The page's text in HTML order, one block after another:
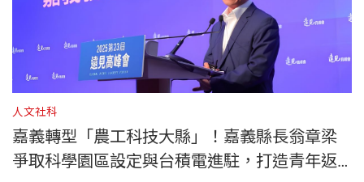
4 嘉義優鮮，既優且鮮—極光哈密瓜的幕後推手
5 行家也愛的嘉義咖啡—推廣三部曲走出限量精品之
路
6 低海拔也能種山葵—阿里山山葵產業復育挑戰
7 活力十足的三大表演縣隊—跳脫農業縣傳統印象的
最好廣告
早早就到都市工作。「我國三時，看見許多台遊覽車
開到校門口，一問才知道，原來是載國三不繼續升學
的同學去參觀工廠，因為很多人國中畢業後就得去工
廠上班。後來我回嘉義工作，發現以前的國小及國中
同學幾乎都離開嘉義，國小同學裡一共只有三個人留
在嘉義，一個是消防員、一個當警察，還有我當縣
長。」那一代的嘉義人，離開家鄉去外地工作，是再
從嘉義科學園區、台積電先進封裝廠，到亞洲無人機
AI創新應用研發中心；從「嘉義優鮮」到智慧農業、
青年培力與觀光行銷，嘉義正穩健地走出一條，兼具
傳統根基與未來視野的轉型之路。
裝幀 平裝
開本 17x23x2.05 cm
人文社科
嘉義轉型「農工科技大縣」！嘉義縣長翁章梁
爭取科學園區設定與台積電進駐，打造青年返